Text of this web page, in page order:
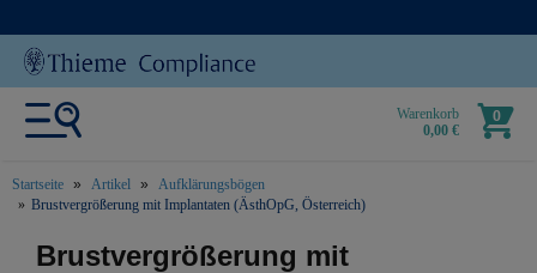
Warenkorb
0,00 €
0
Startseite Artikel
Aufklärungsbögen
Brustvergrößerung mit Implantaten (ÄsthOpG, Österreich)
text.skipToContent
text.skipToNavigation
Brustvergrößerung mit